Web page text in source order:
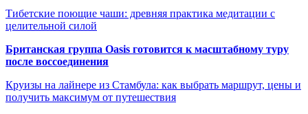
Тибетские поющие чаши: древняя практика медитации с
целительной силой
Британская группа Oasis готовится к масштабному туру
после воссоединения
Круизы на лайнере из Стамбула: как выбрать маршрут, цены и
получить максимум от путешествия